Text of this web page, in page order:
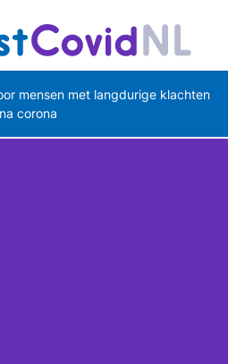
mensen met langdurige klachten
na corona